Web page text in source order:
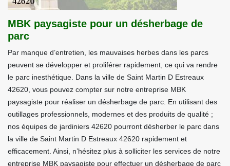
MBK paysagiste pour un désherbage de
parc
Par manque d’entretien, les mauvaises herbes dans les parcs
peuvent se développer et proliférer rapidement, ce qui va rendre
le parc inesthétique. Dans la ville de Saint Martin D Estreaux
42620, vous pouvez compter sur notre entreprise MBK
paysagiste pour réaliser un désherbage de parc. En utilisant des
outillages professionnels, modernes et des produits de qualité ;
nos équipes de jardiniers 42620 pourront désherber le parc dans
la ville de Saint Martin D Estreaux 42620 rapidement et
efficacement. Ainsi, n’hésitez plus à solliciter les services de notre
entreprise MBK paysagiste pour effectuer un désherbage de parc